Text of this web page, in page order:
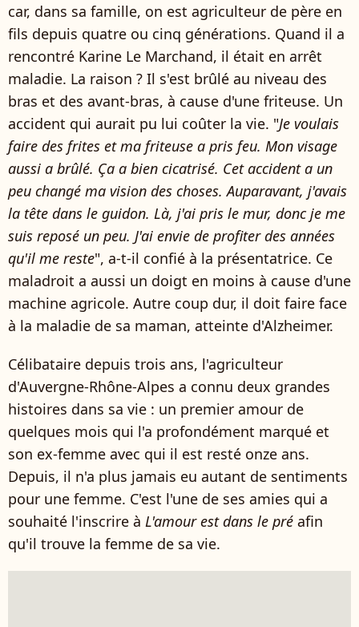
car, dans sa famille, on est agriculteur de père en
fils depuis quatre ou cinq générations. Quand il a
rencontré Karine Le Marchand, il était en arrêt
maladie. La raison ? Il s'est brûlé au niveau des
bras et des avant-bras, à cause d'une friteuse. Un
accident qui aurait pu lui coûter la vie. "Je voulais
faire des frites et ma friteuse a pris feu. Mon visage
aussi a brûlé. Ça a bien cicatrisé. Cet accident a un
peu changé ma vision des choses. Auparavant, j'avais
la tête dans le guidon. Là, j'ai pris le mur, donc je me
suis reposé un peu. J'ai envie de profiter des années
qu'il me reste", a-t-il confié à la présentatrice. Ce
maladroit a aussi un doigt en moins à cause d'une
machine agricole. Autre coup dur, il doit faire face
à la maladie de sa maman, atteinte d'Alzheimer.
Célibataire depuis trois ans, l'agriculteur
d'Auvergne-Rhône-Alpes a connu deux grandes
histoires dans sa vie : un premier amour de
quelques mois qui l'a profondément marqué et
son ex-femme avec qui il est resté onze ans.
Depuis, il n'a plus jamais eu autant de sentiments
pour une femme. C'est l'une de ses amies qui a
souhaité l'inscrire à L'amour est dans le pré afin
qu'il trouve la femme de sa vie.